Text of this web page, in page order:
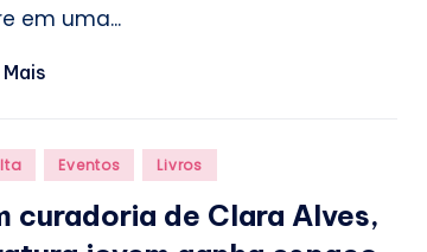
em uma...
Eventos Livros
curadoria de Clara Alves,